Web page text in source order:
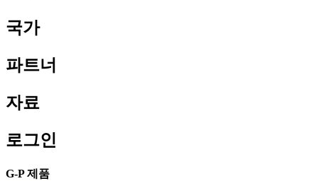
국가​​
파트너​​
자료​​
로그인​​
G-P 제품​​